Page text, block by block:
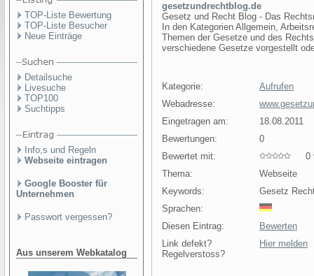
TOP-Liste Bewertung
TOP-Liste Besucher
Neue Einträge
Detailsuche
Livesuche
TOP100
Suchtipps
Info,s und Regeln
Webseite eintragen
Google Booster für
Unternehmen
Passwort vergessen?
Aus unserem Webkatalog
gesetzundrechtblog.de
Gesetz und Recht Blog - Das
In den Kategorien Allgemein,
Themen der Gesetze und des
verschiedene Gesetze vorgestellt
Kategorie:
Aufrufen
Webadresse:
Eingetragen am:
18.08.2011
Bewertungen:
0
Bewertet mit:
0
Thema:
Webseite
Keywords:
Gesetz
Sprachen:
Diesen Eintrag:
Bewerten
Link defekt?
Regelverstoss?
Hier melden